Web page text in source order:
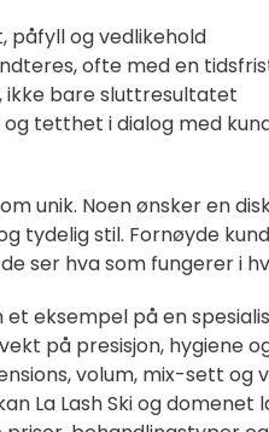
påfyll og vedlikehold
ofte med en
ikke bare sluttresultatet
tetthet i dialog med
unik. Noen ønsker en
tydelig stil. Fornøyde
ser hva som fungerer i
et eksempel på en
på presisjon, hygiene
volum, mix-sett og
La Lash Ski og